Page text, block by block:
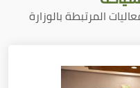
المرتبطة بالوزارة